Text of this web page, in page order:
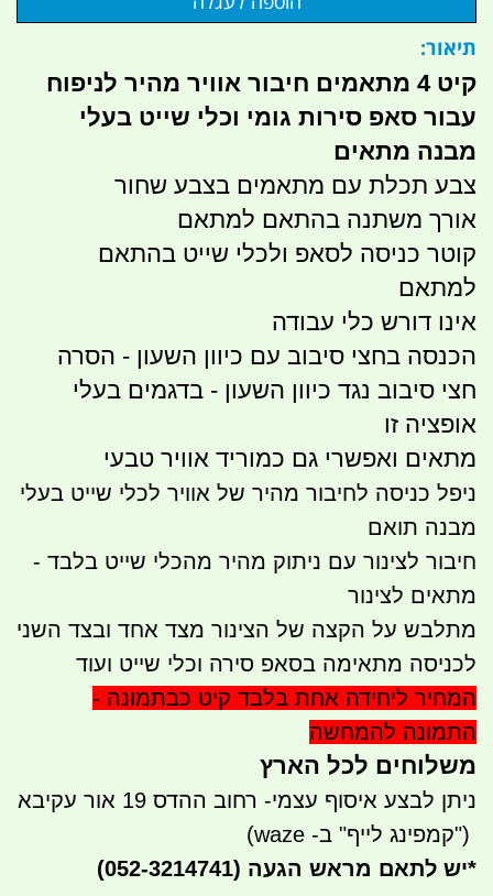
תיאור:
קיט 4 מתאמים חיבור אוויר מהיר לניפוח
עבור סאפ סירות גומי וכלי שייט בעלי
מבנה מתאים
צבע תכלת עם מתאמים בצבע שחור
אורך משתנה בהתאם למתאם
קוטר כניסה לסאפ ולכלי שייט בהתאם
למתאם
אינו דורש כלי עבודה
הכנסה בחצי סיבוב עם כיוון השעון - הסרה
חצי סיבוב נגד כיוון השעון - בדגמים בעלי
אופציה זו
מתאים ואפשרי גם כמוריד אוויר טבעי
ניפל כניסה לחיבור מהיר של אוויר לכלי שייט בעלי
מבנה תואם
חיבור לצינור עם ניתוק מהיר מהכלי שייט בלבד -
מתאים לצינור
מתלבש על הקצה של הצינור מצד אחד ובצד השני
לכניסה מתאימה בסאפ סירה וכלי שייט ועוד
המחיר ליחידה אחת בלבד קיט כבתמונה -
התמונה להמחשה
משלוחים לכל הארץ
ניתן לבצע איסוף עצמי- רחוב ההדס 19 אור עקיבא
")קמפינג לייף" ב- waze)
*יש לתאם מראש הגעה (052-3214741)